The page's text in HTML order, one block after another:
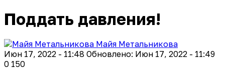
Поддать давления!
Майя Метальникова
Июн 17, 2022 - 11:48 Обновлено: Июн 17, 2022 - 11:49
0 150